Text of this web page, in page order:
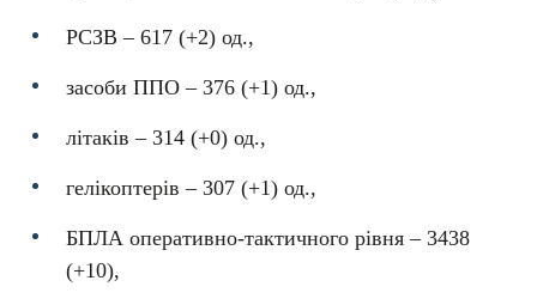
РСЗВ – 617 (+2) од.,
засоби ППО ‒ 376 (+1) од.,
літаків – 314 (+0) од.,
гелікоптерів – 307 (+1) од.,
БПЛА оперативно-тактичного рівня – 3438
(+10),